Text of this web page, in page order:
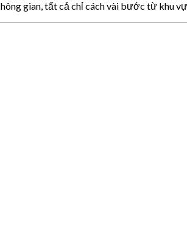
gian, tất cả chỉ cách vài bước từ khu